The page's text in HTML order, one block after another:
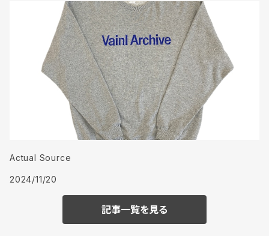
Actual Source
2024/11/20
記事一覧を見る